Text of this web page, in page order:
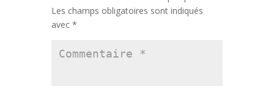
Les champs obligatoires sont indiqués
avec *